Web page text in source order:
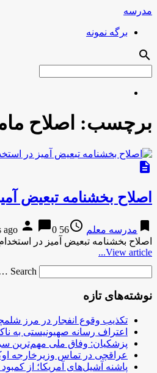
مدرسه
برگه نمونه
search
برچسب: اصلاح
description
اصلاح بخشنامه تبعیض
bookmark مدرسه معلم access_time
56 years ago
person chat_bubble0
اصلاح بخشنامه تبعیض آمیز در
View article...
Search …
نوشته‌های تازه
تکذیب وقوع انفجار در مرز
اعتراف رسانه صهیونیستی به
پزشکیان: وفاق ملی مهم‌ترین
عراقچی در تماس وزیرخارجه
پاشنه آشیل‌های آمریکا؛ از